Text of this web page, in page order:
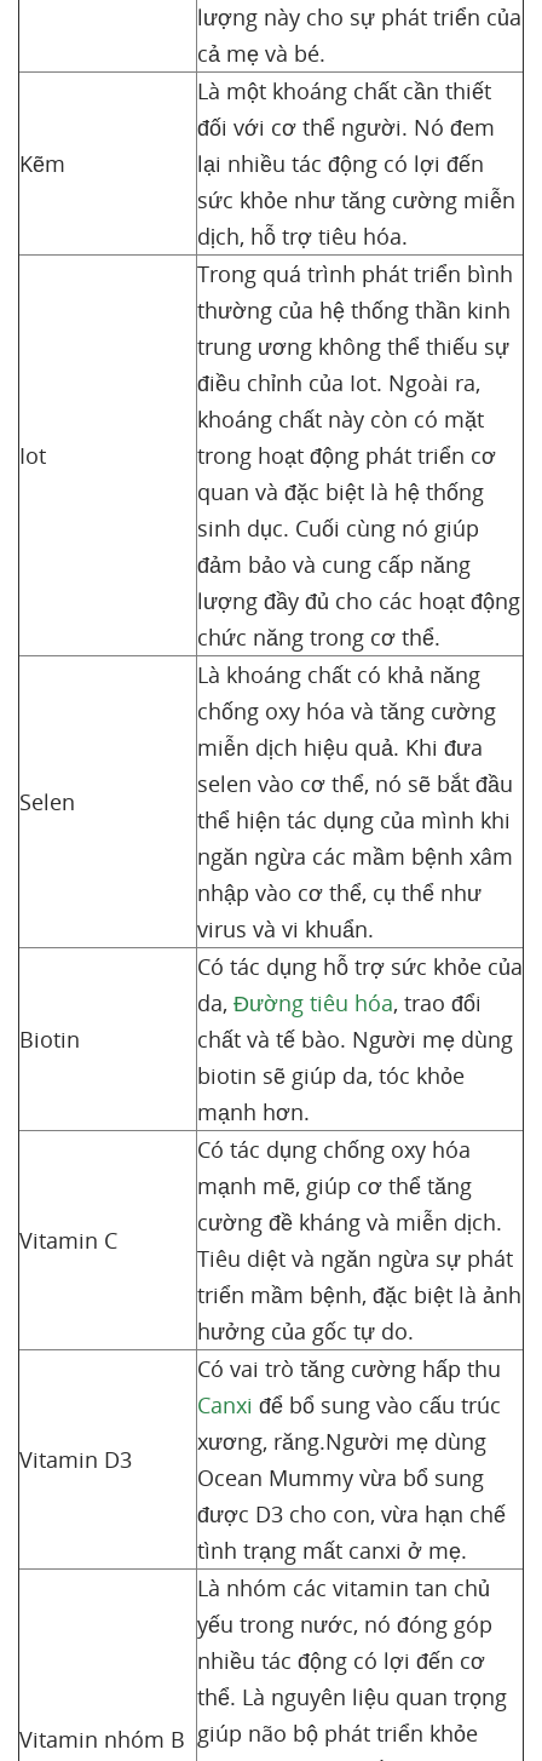
lượng này cho sự phát triển của
cả mẹ và bé.
Kẽm
Là một khoáng chất cần thiết
đối với cơ thể người. Nó đem
lại nhiều tác động có lợi đến
sức khỏe như tăng cường miễn
dịch, hỗ trợ tiêu hóa.
Iot
Trong quá trình phát triển bình
thường của hệ thống thần kinh
trung ương không thể thiếu sự
điều chỉnh của Iot. Ngoài ra,
khoáng chất này còn có mặt
trong hoạt động phát triển cơ
quan và đặc biệt là hệ thống
sinh dục. Cuối cùng nó giúp
đảm bảo và cung cấp năng
lượng đầy đủ cho các hoạt động
chức năng trong cơ thể.
Selen
Là khoáng chất có khả năng
chống oxy hóa và tăng cường
miễn dịch hiệu quả. Khi đưa
selen vào cơ thể, nó sẽ bắt đầu
thể hiện tác dụng của mình khi
ngăn ngừa các mầm bệnh xâm
nhập vào cơ thể, cụ thể như
virus và vi khuẩn.
Biotin
Có tác dụng hỗ trợ sức khỏe của
da, Đường tiêu hóa, trao đổi
chất và tế bào. Người mẹ dùng
biotin sẽ giúp da, tóc khỏe
mạnh hơn.
Vitamin C
Có tác dụng chống oxy hóa
mạnh mẽ, giúp cơ thể tăng
cường đề kháng và miễn dịch.
Tiêu diệt và ngăn ngừa sự phát
triển mầm bệnh, đặc biệt là ảnh
hưởng của gốc tự do.
Vitamin D3
Có vai trò tăng cường hấp thu
Canxi để bổ sung vào cấu trúc
xương, răng.Người mẹ dùng
Ocean Mummy vừa bổ sung
được D3 cho con, vừa hạn chế
tình trạng mất canxi ở mẹ.
Vitamin nhóm B
Là nhóm các vitamin tan chủ
yếu trong nước, nó đóng góp
nhiều tác động có lợi đến cơ
thể. Là nguyên liệu quan trọng
giúp não bộ phát triển khỏe